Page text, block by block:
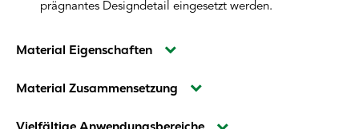
prägnantes Designdetail eingesetzt werden.
Material Eigenschaften
Material Zusammensetzung